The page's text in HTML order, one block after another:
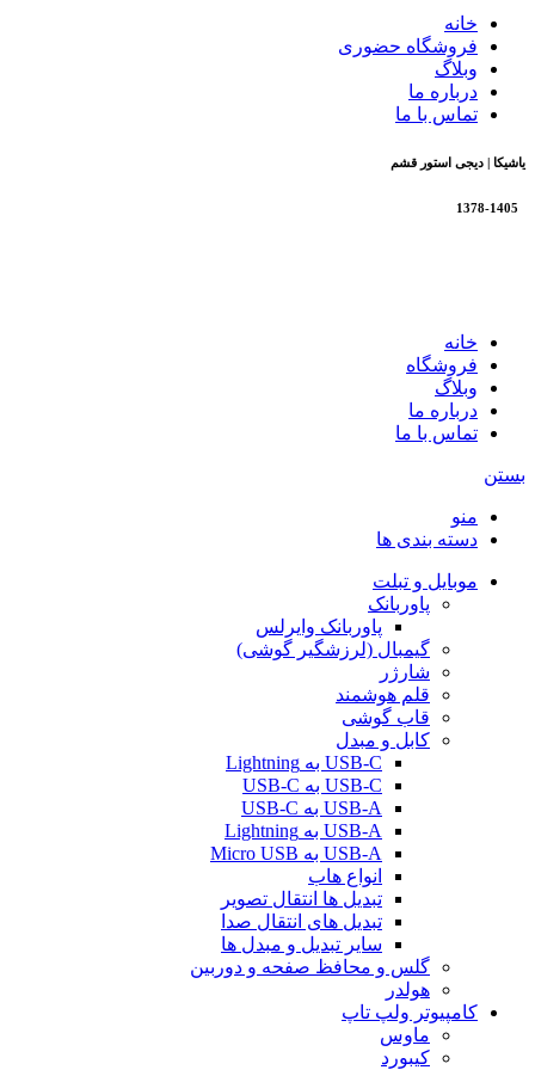
خانه
فروشگاه حضوری
وبلاگ
درباره ما
تماس با ما
یاشیکا | دیجی استور قشم
خانه
فروشگاه
وبلاگ
درباره ما
تماس با ما
بستن
منو
دسته بندی ها
موبایل و تبلت
پاوربانک
پاوربانک وایرلس
گیمبال (لرزشگیر گوشی)
شارژر
قلم هوشمند
قاب گوشی
کابل و مبدل
USB-C به Lightning
USB-C به USB-C
USB-A به USB-C
USB-A به Lightning
USB-A به Micro USB
انواع هاب
تبدیل ها انتقال تصویر
تبدیل های انتقال صدا
سایر تبدیل و مبدل ها
گلس و محافظ صفحه و دوربین
هولدر
کامپیوتر ولپ تاپ
ماوس
کیبورد